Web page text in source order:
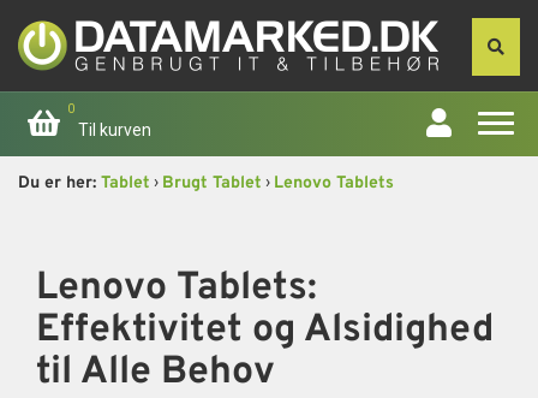
0
Til kurven
Computer
Skærme
Du er her: Tablet › Brugt Tablet › Lenovo Tablets
Lenovo Tablets:
Effektivitet og Alsidighed
til Alle Behov